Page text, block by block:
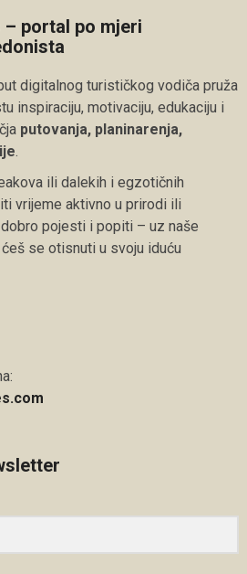
– portal po mjeri
digitalnog turističkog vodiča pruža
inspiraciju, motivaciju, edukaciju i
putovanja, planinarenja,
.
ili dalekih i egzotičnih
vrijeme aktivno u prirodi ili
pojesti i popiti – uz naše
se otisnuti u svoju iduću